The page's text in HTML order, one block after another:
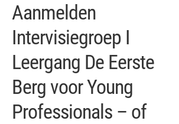
Aanmelden
Intervisiegroep I
Leergang De Eerste
Berg voor Young
Professionals – of